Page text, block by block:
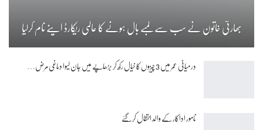
بھارتی خاتون نے سب سے لمبے بال ہونے کا عالمی ریکارڈ اپنے نام کرلیا
درمیانی عمر میں 3 چیزوں کا خیال رکھ کر بڑھاپے میں جان لیوا دماغی مرض…
نامور اداکار کے والد انتقال کرگئے